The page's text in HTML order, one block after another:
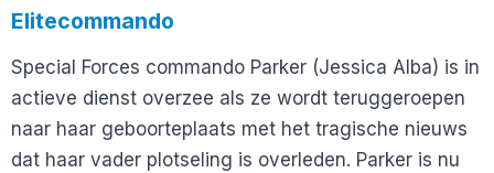
Elitecommando
Special Forces commando Parker (Jessica Alba) is in
actieve dienst overzee als ze wordt teruggeroepen
naar haar geboorteplaats met het tragische nieuws
dat haar vader plotseling is overleden. Parker is nu